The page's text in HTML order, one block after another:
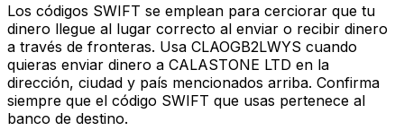
Los códigos SWIFT se emplean para cerciorar que tu
dinero llegue al lugar correcto al enviar o recibir dinero
a través de fronteras. Usa CLAOGB2LWYS cuando
quieras enviar dinero a CALASTONE LTD en la
dirección, ciudad y país mencionados arriba. Confirma
siempre que el código SWIFT que usas pertenece al
banco de destino.